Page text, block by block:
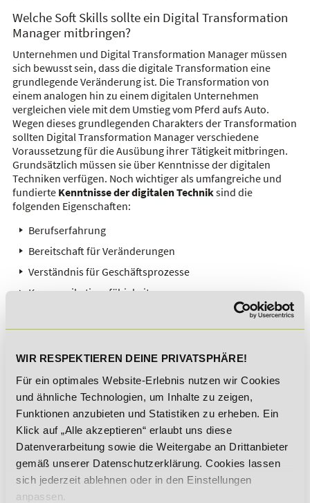
WIR RESPEKTIEREN DEINE PRIVATSPHÄRE!
Für ein optimales Website-Erlebnis nutzen wir Cookies
und ähnliche Technologien, um Inhalte zu zeigen,
Funktionen anzubieten und Statistiken zu erheben. Ein
Klick auf „Alle akzeptieren“ erlaubt uns diese
Datenverarbeitung sowie die Weitergabe an Drittanbieter
gemäß unserer Datenschutzerklärung. Cookies lassen
sich jederzeit ablehnen oder in den Einstellungen
anpassen.
Welche Soft Skills sollte ein Digital Transformation
Manager mitbringen?
Unternehmen und Digital Transformation Manager müssen
sich bewusst sein, dass die digitale Transformation eine
grundlegende Veränderung ist. Die Transformation von
einem analogen hin zu einem digitalen Unternehmen
vergleichen viele mit dem Umstieg vom Pferd aufs Auto.
Wegen dieses grundlegenden Charakters der Transformation
sollten Digital Transformation Manager verschiedene
Voraussetzung für die Ausübung ihrer Tätigkeit mitbringen.
Grundsätzlich müssen sie über Kenntnisse der digitalen
Techniken verfügen. Noch wichtiger als umfangreiche und
fundierte Kenntnisse der digitalen Techniksind die
folgenden Eigenschaften:
Berufserfahrung
Bereitschaft für Veränderungen
Verständnis für Geschäftsprozesse
Kommunikationsfähigkeit
Einausgeprägtes Interesse an digitalen Prozessenalleine
vor allem in der Überzeugung, Durchsetzung und
Digitale Transformation bedeutet ständige Veränderungen
an Prozessen und Strukturen. Ein Digital Transformation
Manager muss die Bereitschaft besitzen, sich auf diese
Veränderungen immer wieder neu einzulassen.
Das Verständnis für Geschäftsprozesse ist mit einem
souveränen Umgang mit komplexen Abläufen
der Digitalisierung an der Tagesordnung sind, verbunden.
Diese Fähigkeiten erlauben es dem Digital Transformation